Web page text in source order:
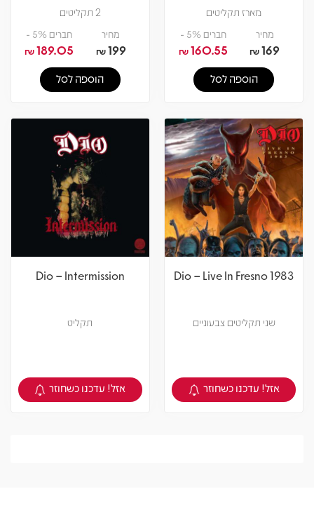
מארז תקליטים
מחיר
169
₪
חברים 5% -
160.55
₪
הוספה לסל
2 תקליטים
מחיר
199
₪
חברים 5% -
189.05
₪
הוספה לסל
Dio – Live In Fresno 1983
שני תקליטים צבעוניים
צפיה במוצר
אזל! עדכנו כשחוזר
Dio – Intermission
תקליט
צפיה במוצר
אזל! עדכנו כשחוזר